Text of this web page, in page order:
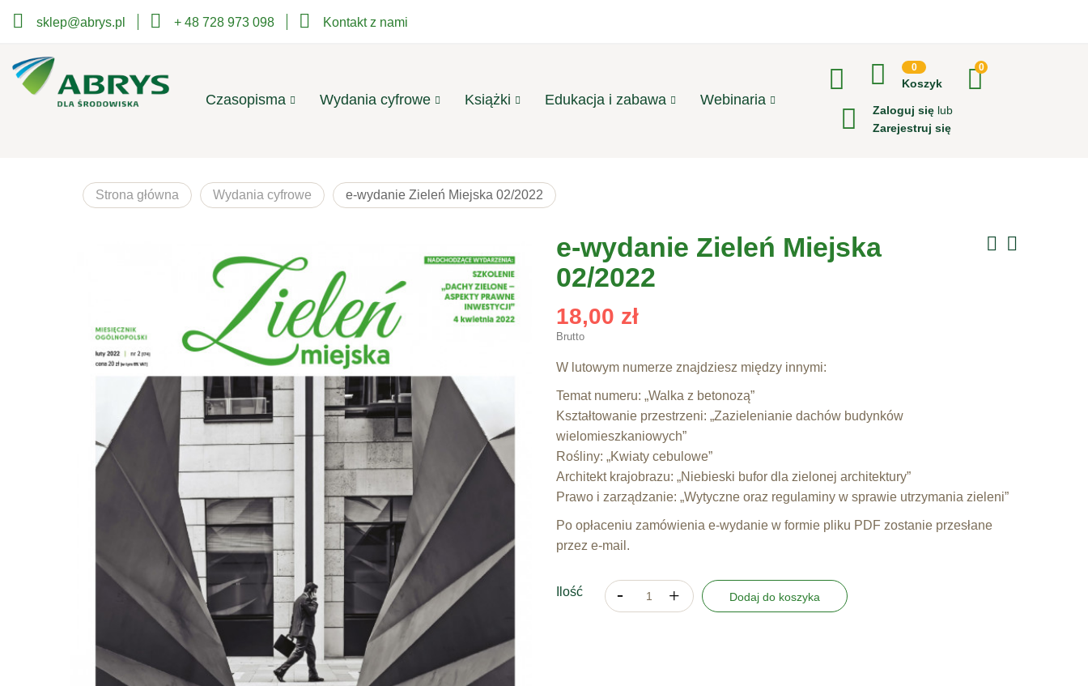
sklep@abrys.pl + 48 728 973 098 Kontakt z nami
0
Koszyk
0
Zaloguj się lub
Zarejestruj się
Czasopisma Wydania cyfrowe Książki Edukacja i zabawa Webinaria
Strona główna Wydania cyfrowe e-wydanie Zieleń Miejska 02/2022
e-wydanie Zieleń Miejska
02/2022
18,00 zł
Brutto
W lutowym numerze znajdziesz między innymi:
Temat numeru: „Walka z betonozą”
Kształtowanie przestrzeni: „Zazielenianie dachów budynków
wielomieszkaniowych”
Rośliny: „Kwiaty cebulowe”
Architekt krajobrazu: „Niebieski bufor dla zielonej architektury”
Prawo i zarządzanie: „Wytyczne oraz regulaminy w sprawie utrzymania zieleni”
Po opłaceniu zamówienia e-wydanie w formie pliku PDF zostanie przesłane
przez e-mail.
Ilość Dodaj do koszyka